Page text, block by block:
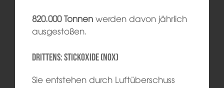
820.000 Tonnenwerden davon jährlich
ausgestoßen.
Drittens: Stickoxide (NOx)
Sie entstehen durch Luftüberschuss